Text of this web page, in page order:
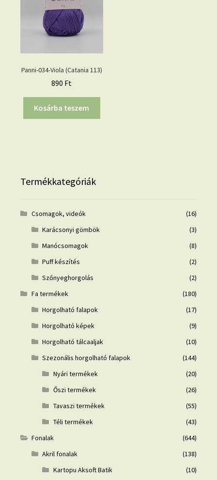
Panni-034-Viola (Catania 113)
890 Ft
Kosárba teszem
Termékkategóriák
Csomagok, videók
(16)
Karácsonyi gömbök
(3)
Manócsomagok
(8)
Puff készítés
(2)
Szőnyeghorgolás
(2)
Fa termékek
(180)
Horgolható falapok
(17)
Horgolható képek
(9)
Horgolható tálcaaljak
(10)
Szezonális horgolható falapok
(144)
Nyári termékek
(20)
Őszi termékek
(26)
Tavaszi termékek
(55)
Téli termékek
(43)
Fonalak
(644)
Akril fonalak
(138)
Kartopu Aksoft Batik
(10)